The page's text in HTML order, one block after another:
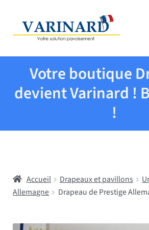
Aller à la navigation
Aller au contenu
Tous les produits
Drapeaux et pavillons
Écoles
Votre boutique
devient Varinard !
!
Accueil Drapeaux et pavillons
Allemagne
Drapeau de Prestige